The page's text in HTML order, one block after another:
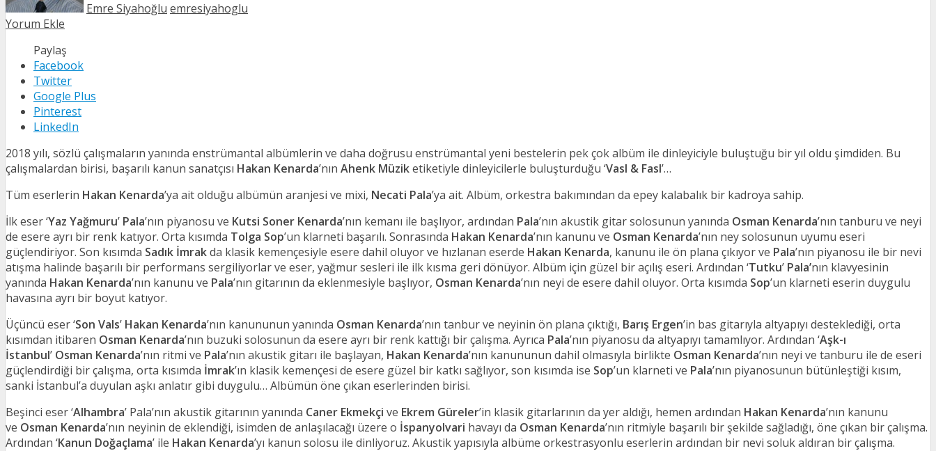
Emre Siyahoğlu emresiyahoglu
Yorum Ekle
Paylaş
Facebook
Twitter
Google Plus
Pinterest
LinkedIn
2018 yılı, sözlü çalışmaların yanında enstrümantal albümlerin ve daha doğrusu enstrümantal yeni bestelerin pek çok albüm ile dinleyiciyle buluştuğu bir yıl oldu şimdiden. Bu
çalışmalardan birisi, başarılı kanun sanatçısı Hakan Kenarda’nın Ahenk Müziketiketiyle dinleyicilerle buluşturduğu ‘Vasl & Fasl’…
Tüm eserlerin Hakan Kenarda’ya ait olduğu albümün aranjesi ve mixi, Necati Pala’ya ait. Albüm, orkestra bakımından da epey kalabalık bir kadroya sahip.
İlk eser ‘Yaz Yağmuru’ Pala’nın piyanosu ve Kutsi Soner Kenarda’nın kemanı ile başlıyor, ardından Pala’nın akustik gitar solosunun yanında Osman Kenarda’nın tanburu ve neyi
de esere ayrı bir renk katıyor. Orta kısımda Tolga Sop’un klarneti başarılı. Sonrasında Hakan Kenarda’nın kanunu ve Osman Kenarda’nın ney solosunun uyumu eseri
güçlendiriyor. Son kısımda Sadık İmrakda klasik kemençesiyle esere dahil oluyor ve hızlanan eserde Hakan Kenarda, kanunu ile ön plana çıkıyor ve Pala’nın piyanosu ile bir nevi
atışma halinde başarılı bir performans sergiliyorlar ve eser, yağmur sesleri ile ilk kısma geri dönüyor. Albüm için güzel bir açılış eseri. Ardından ‘Tutku’ Pala’nın klavyesinin
yanında Hakan Kenarda’nın kanunu ve Pala’nın gitarının da eklenmesiyle başlıyor, Osman Kenarda’nın neyi de esere dahil oluyor. Orta kısımda Sop’un klarneti eserin duygulu
havasına ayrı bir boyut katıyor.
Üçüncü eser ‘Son Vals’ Hakan Kenarda’nın kanununun yanında Osman Kenarda’nın tanbur ve neyinin ön plana çıktığı, Barış Ergen’in bas gitarıyla altyapıyı desteklediği, orta
kısımdan itibaren Osman Kenarda’nın buzuki solosunun da esere ayrı bir renk kattığı bir çalışma. Ayrıca Pala’nın piyanosu da altyapıyı tamamlıyor. Ardından ‘Aşk-ı
İstanbul’ Osman Kenarda’nın ritmi ve Pala’nın akustik gitarı ile başlayan, Hakan Kenarda’nın kanununun dahil olmasıyla birlikte Osman Kenarda’nın neyi ve tanburu ile de eseri
güçlendirdiği bir çalışma, orta kısımda İmrak’ın klasik kemençesi de esere güzel bir katkı sağlıyor, son kısımda ise Sop’un klarneti ve Pala’nın piyanosunun bütünleştiği kısım,
sanki İstanbul’a duyulan aşkı anlatır gibi duygulu… Albümün öne çıkan eserlerinden birisi.
Beşinci eser ‘Alhambra’ Pala’nın akustik gitarının yanında Caner Ekmekçi ve Ekrem Güreler’in klasik gitarlarının da yer aldığı, hemen ardından Hakan Kenarda’nın kanunu
ve Osman Kenarda’nın neyinin de eklendiği, isimden de anlaşılacağı üzere o İspanyolvari havayı da Osman Kenarda’nın ritmiyle başarılı bir şekilde sağladığı, öne çıkan bir çalışma.
Ardından ‘Kanun Doğaçlama’ ile Hakan Kenarda’yı kanun solosu ile dinliyoruz. Akustik yapısıyla albüme orkestrasyonlu eserlerin ardından bir nevi soluk aldıran bir çalışma.